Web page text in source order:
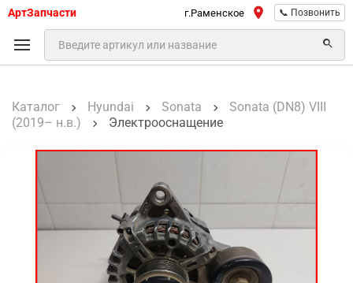
АртЗапчасти г.Раменское 📞 Позвонить
Каталог Hyundai Sonata
Sonata (DN8) VIII
(2019– н.в.)
Электрооснащение